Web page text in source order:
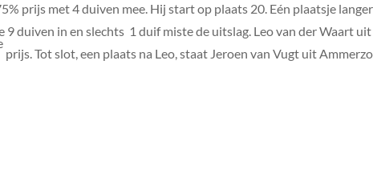
prijs met 4 duiven mee. Hij start op plaats 20. Eén plaatsje
duiven in en slechts 1 duif miste de uitslag. Leo van der Waart
prijs. Tot slot, een plaats na Leo, staat Jeroen van Vugt uit